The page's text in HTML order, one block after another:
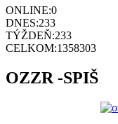
ONLINE:0
DNES:233
TÝŽDEŇ:233
CELKOM:1358303
OZZR -SPIŠ